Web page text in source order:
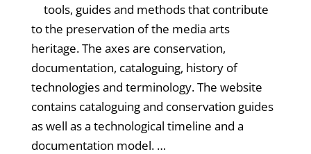
tools, guides and methods that contribute
to the preservation of the media arts
heritage. The axes are conservation,
documentation, cataloguing, history of
technologies and terminology. The website
contains cataloguing and conservation guides
as well as a technological timeline and a
documentation model. …